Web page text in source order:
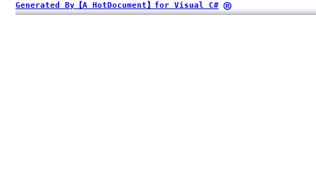
Generated By【A HotDocument】for Visual C#